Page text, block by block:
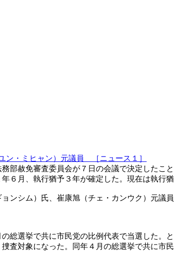
ン・ミヒャン）元議員 ［ニュース１］
部赦免審査委員会が７日の会議で決定したこ
６月、執行猶予３年が確定した。現在は執行猶
ンシム）氏、崔康旭（チェ・カンウク）元議
総選挙で共に市民党の比例代表で当選した。
査対象になった。同年４月の総選挙で共に市